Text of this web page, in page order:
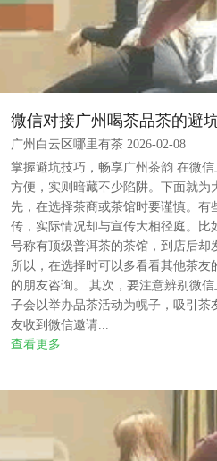
微信对接广州喝茶品茶的避
广州白云区哪里有茶 2026-02-08
掌握避坑技巧，畅享广州茶韵 在微
方便，实则暗藏不少陷阱。下面就
先，在选择茶商或茶馆时要谨慎。有
传，实际情况却与宣传大相径庭。比
号称有顶级普洱茶的茶馆，到店后却
所以，在选择时可以多看看其他茶
的朋友咨询。 其次，要注意辨别微
子会以举办品茶活动为幌子，吸引茶
友收到微信邀请...
查看更多